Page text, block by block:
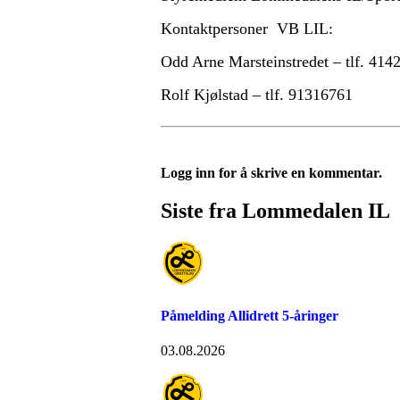
Kontaktpersoner VB LIL:
Odd Arne Marsteinstredet – tlf.
Rolf Kjølstad – tlf. 91316761
Logg inn for å skrive en kommentar.
Siste fra Lommedalen IL
Påmelding Allidrett 5-åringer
03.08.2026